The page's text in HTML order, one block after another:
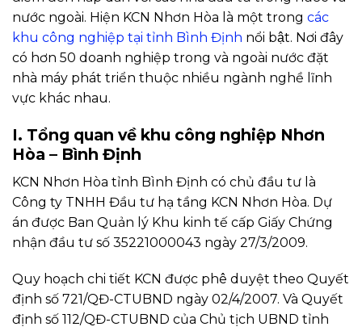
nước ngoài. Hiện KCN Nhơn Hòa là một trong các
khu công nghiệp tại tỉnh Bình Định nổi bật. Nơi đây
có hơn 50 doanh nghiệp trong và ngoài nước đặt
nhà máy phát triển thuộc nhiều ngành nghề lĩnh
vực khác nhau.
I. Tổng quan về khu công nghiệp Nhơn
Hòa – Bình Định
KCN Nhơn Hòa tỉnh Bình Định có chủ đầu tư là
Công ty TNHH Đầu tư hạ tầng KCN Nhơn Hòa. Dự
án được Ban Quản lý Khu kinh tế cấp Giấy Chứng
nhận đầu tư số 35221000043 ngày 27/3/2009.
Quy hoạch chi tiết KCN được phê duyệt theo Quyết
định số 721/QĐ-CTUBND ngày 02/4/2007. Và Quyết
định số 112/QĐ-CTUBND của Chủ tịch UBND tỉnh